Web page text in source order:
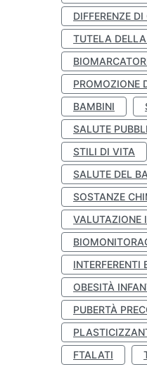
DIFFERENZE DI
TUTELA
PROMOZIONE
BAMBINI
SALUTE
STILI DI VITA
SALUTE DEL
SOSTANZE
VALUTAZIONE
INTERFERENTI
OBESITÀ
PUBERTÀ
FTALATI